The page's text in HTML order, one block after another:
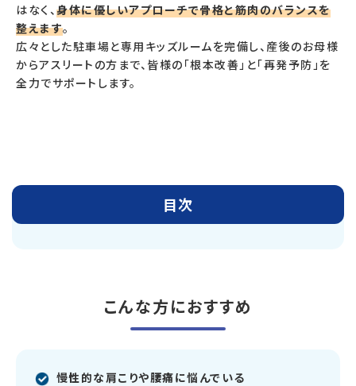
はなく、身体に優しいアプローチで骨格と筋肉のバランスを
整えます。
広々とした駐車場と専用キッズルームを完備し、産後のお母様
からアスリートの方まで、皆様の「根本改善」と「再発予防」を
全力でサポートします。
目次
こんな方におすすめ
慢性的な肩こりや腰痛に悩んでいる